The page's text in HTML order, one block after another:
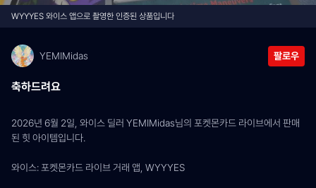
WYYYES 와이스 앱으로 촬영한 인증된 상품입니다
YEMIMidas 팔로우
축하드려요
2026년 6월 2일, 와이스 딜러 YEMIMidas님의 포켓몬카드 라이브에서 판매
된 힛 아이템입니다.
와이스: 포켓몬카드 라이브 거래 앱, WYYYES